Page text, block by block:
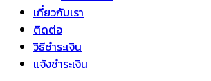
เกี่ยวกับเรา
ติดต่อ
วิธีชำระเงิน
แจ้งชำระเงิน